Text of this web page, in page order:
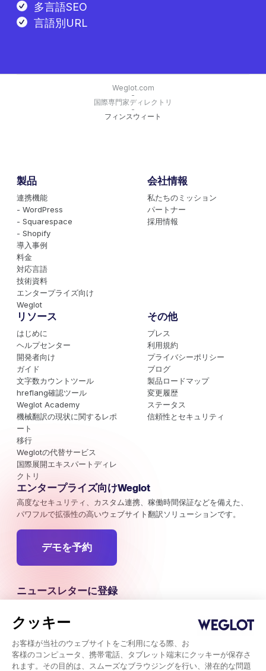
クッキー
お客様が当社のウェブサイトをご利用になる際、お
客様のコンピュータ、携帯電話、タブレット端末にクッキーが保存さ
れます。その目的は、スムーズなブラウジングを行い、潜在的な問題
多言語SEO
言語別URL
Weglot.com
-
国際専門家ディレクトリ
-
フィンスウィート
製品
連携機能
- WordPress
- Squarespace
- Shopify
導入事例
料金
対応言語
技術資料
エンタープライズ向け
Weglot
会社情報
私たちのミッション
パートナー
採用情報
リソース
はじめに
ヘルプセンター
開発者向け
ガイド
文字数カウントツール
hreflang確認ツール
Weglot Academy
機械翻訳の現状に関するレポ
ート
移行
Weglotの代替サービス
国際展開エキスパートディレ
クトリ
その他
プレス
利用規約
プライバシーポリシー
ブログ
製品ロードマップ
変更履歴
ステータス
信頼性とセキュリティ
エンタープライズ向けWeglot
高度なセキュリティ、カスタム連携、稼働時間保証などを備えた、
パワフルで拡張性の高いウェブサイト翻訳ソリューションです。
デモを予約
ニュースレターに登録
イトの最新情報をお届けします。
今すぐ登録